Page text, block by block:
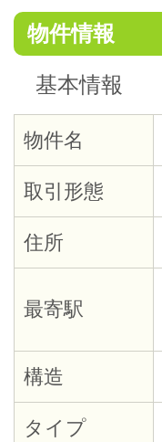
物件情報
基本情報
物件名
取引形態
住所
最寄駅
構造
タイプ